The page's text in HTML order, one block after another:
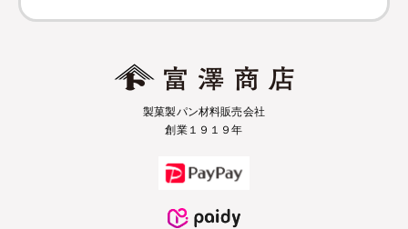
製菓製パン材料販売会社
創業１９１９年